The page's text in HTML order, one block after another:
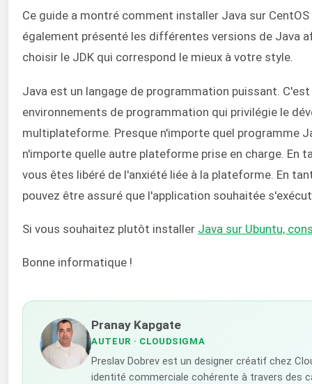
Ce guide a montré comment installer Java sur
également présenté les différentes versions de Java
choisir le JDK qui correspond le mieux à votre style.
Java est un langage de programmation puissant.
environnements de programmation qui privilégie le
multiplateforme. Presque n'importe quel programme
n'importe quelle autre plateforme prise en charge. En
vous êtes libéré de l'anxiété liée à la plateforme. En
pouvez être assuré que l'application souhaitée
Si vous souhaitez plutôt installer Java sur Ubuntu,
Bonne informatique !
Pranay Kapgate
AUTEUR · CLOUDSIGMA
Preslav Dobrev est un designer créatif chez
identité commerciale cohérente à travers des